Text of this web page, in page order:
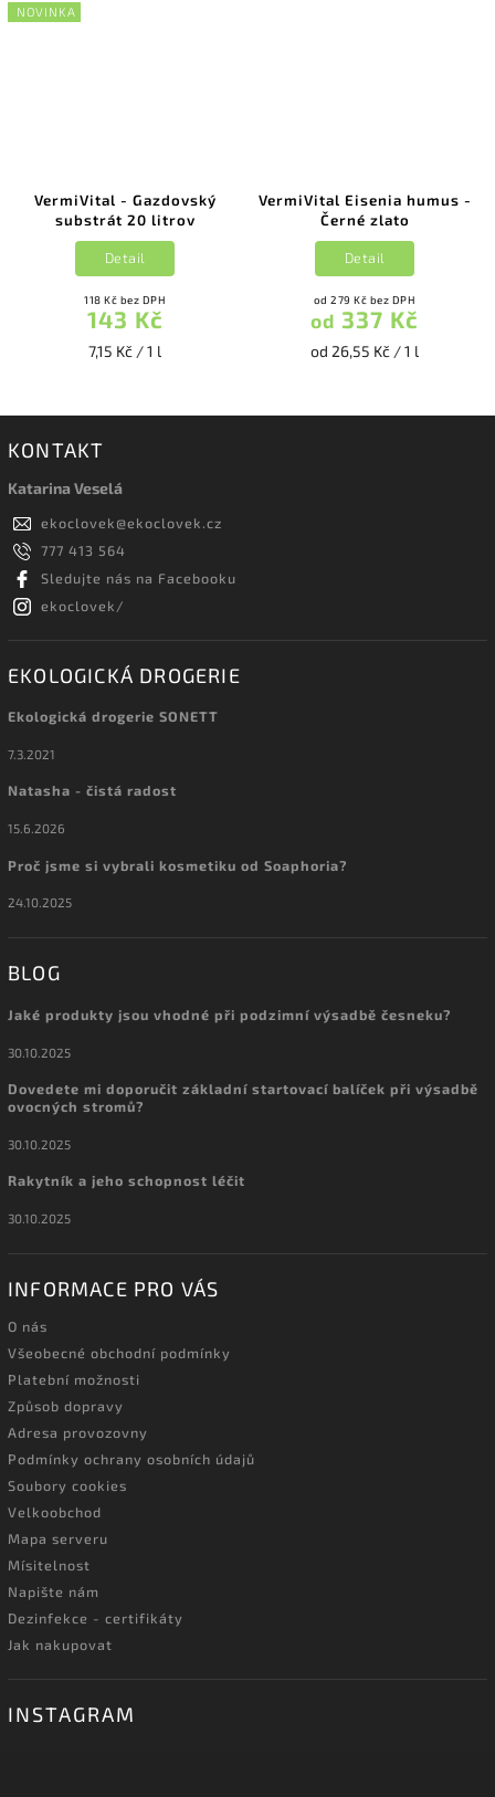
NOVINKA
VermiVital - Gazdovský
substrát 20 litrov
118 Kč bez DPH
143 Kč
7,15 Kč / 1 l
Detail
VermiVital Eisenia humus -
Černé zlato
od 279 Kč bez DPH
od 337 Kč
od 26,55 Kč / 1 l
Detail
KONTAKT
Katarina Veselá
ekoclovek@ekoclovek.cz
777 413 564
Sledujte nás na Facebooku
ekoclovek/
EKOLOGICKÁ DROGERIE
Ekologická drogerie SONETT
7.3.2021
Natasha - čistá radost
15.6.2026
Proč jsme si vybrali kosmetiku od Soaphoria?
24.10.2025
BLOG
Jaké produkty jsou vhodné při podzimní výsadbě česneku?
30.10.2025
Dovedete mi doporučit základní startovací balíček při výsadbě
ovocných stromů?
30.10.2025
Rakytník a jeho schopnost léčit
30.10.2025
INFORMACE PRO VÁS
O nás
Všeobecné obchodní podmínky
Platební možnosti
Způsob dopravy
Adresa provozovny
Podmínky ochrany osobních údajů
Soubory cookies
Velkoobchod
Mapa serveru
Mísitelnost
Napište nám
Dezinfekce - certifikáty
Jak nakupovat
INSTAGRAM